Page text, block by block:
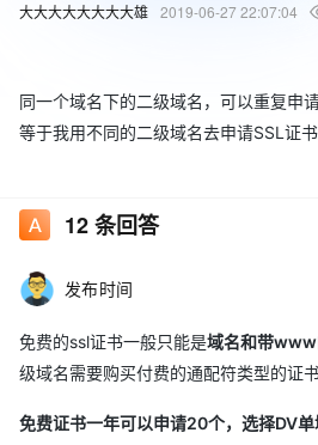
大大大大大大大大雄 2019-06-27 22:07:04
同一个域名下的二级域名，可以重复申
等于我用不同的二级域名去申请SSL证
12条回答
发布时间
免费的ssl证书一般只能是域名和带
级域名需要购买付费的通配符类型的证书
免费证书一年可以申请20个，选择DV单